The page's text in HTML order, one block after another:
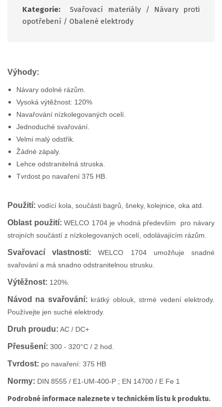
Kategorie: Svařovací materiály /
Návary proti
opotřebení / Obalené elektrody
Výhody:
Návary odolné rázům.
Vysoká výtěžnost: 120%
Navařování nízkolegovaných ocelí.
Jednoduché svařování.
Velmi malý odstřik.
Žádné zápaly.
Lehce odstranitelná struska.
Tvrdost po navaření 375 HB.
Použití: vodící kola, součásti bagrů, šneky, kolejnice, oka atd.
Oblast použití: WELCO 1704 je vhodná především pro návary
strojních součástí z nízkolegovaných ocelí, odolávajícím rázům.
Svařovací vlastnosti:WELCO 1704 umožňuje snadné
svařování a má snadno odstranitelnou strusku.
Výtěžnost: 120%.
Návod na svařování: krátký oblouk, strmé vedení elektrody.
Používejte jen suché elektrody.
Druh proudu: AC / DC+
Přesušení: 300 - 320°C / 2 hod.
Tvrdost: po navaření: 375 HB
Normy: DIN 8555 / E1-UM-400-P ; EN 14700 / E Fe 1
Podrobné informace naleznete v technickém listu k produktu.